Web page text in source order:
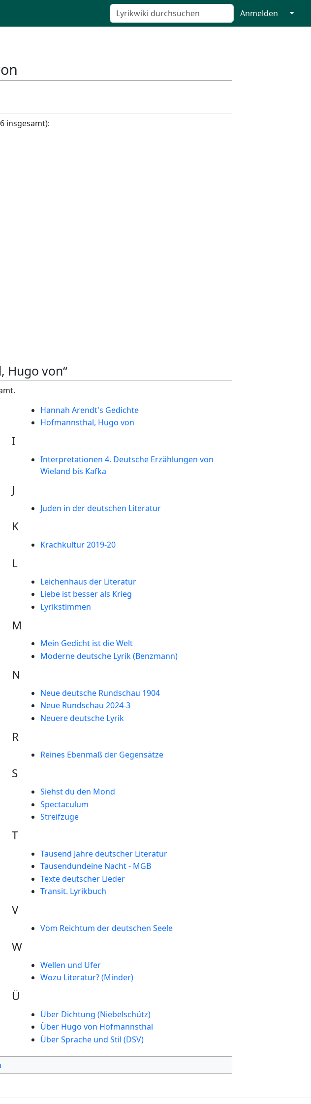
Anmelden ↓
insgesamt):
Hugo von“
Hannah Arendt's Gedichte
Hofmannsthal, Hugo von
I
Interpretationen 4. Deutsche Erzählungen von
Wieland bis Kafka
J
Juden in der deutschen Literatur
K
Krachkultur 2019-20
L
Leichenhaus der Literatur
Liebe ist besser als Krieg
Lyrikstimmen
M
Mein Gedicht ist die Welt
Moderne deutsche Lyrik (Benzmann)
N
Neue deutsche Rundschau 1904
Neue Rundschau 2024-3
Neuere deutsche Lyrik
R
Reines Ebenmaß der Gegensätze
S
Siehst du den Mond
Spectaculum
Streifzüge
T
Tausend Jahre deutscher Literatur
Tausendundeine Nacht - MGB
Texte deutscher Lieder
Transit. Lyrikbuch
V
Vom Reichtum der deutschen Seele
W
Wellen und Ufer
Wozu Literatur? (Minder)
Ü
Über Dichtung (Niebelschütz)
Über Hugo von Hofmannsthal
Über Sprache und Stil (DSV)